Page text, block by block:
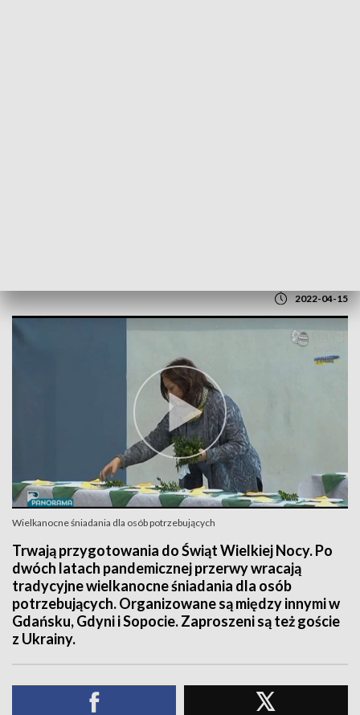
2022-04-15
Wielkanocne śniadania dla osób potrzebujących
Trwają przygotowania do Świąt Wielkiej Nocy. Po
dwóch latach pandemicznej przerwy wracają
tradycyjne wielkanocne śniadania dla osób
potrzebujących. Organizowane są między innymi w
Gdańsku, Gdyni i Sopocie. Zaproszeni są też goście
z Ukrainy.